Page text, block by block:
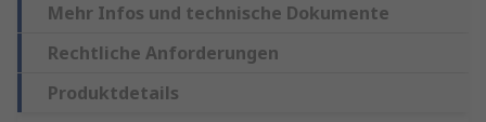
Mehr Infos und technische Dokumente
Rechtliche Anforderungen
Produktdetails